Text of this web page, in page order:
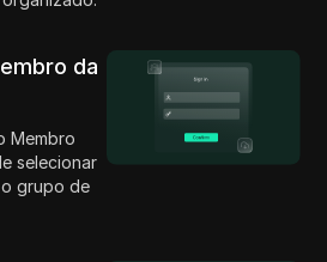
da
Membro
selecionar
grupo de